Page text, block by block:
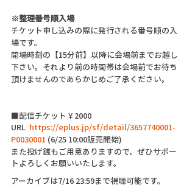
※整理番号順入場
チケット申し込みの際に発行される番号順の入
場です。
開場時刻の【15分前】以降に会場前までお越し
下さい。それより前の時間帯は会場前でお待ち
頂けませんのであらかじめご了承ください。
■配信チケット ¥ 2000
URL https://eplus.jp/sf/detail/3657740001-
P0030001 (6/25 10:00販売開始)
また投げ銭もご用意ありますので、ぜひサポー
トよろしくお願いいたします。
アーカイブは7/16 23:59まで視聴可能です。